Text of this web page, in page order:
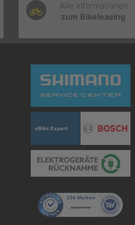
Alle Informationen
zum Bikeleasing